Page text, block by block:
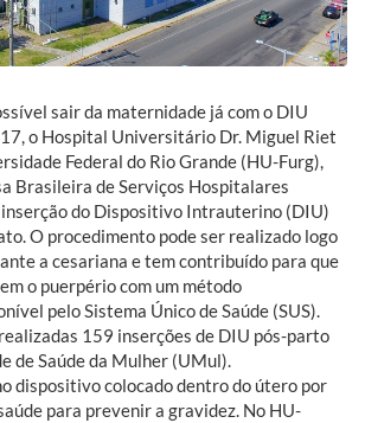
sair da maternidade já com o DIU
o Hospital Universitário Dr. Miguel Riet
Federal do Rio Grande (HU-Furg),
Brasileira de Serviços Hospitalares
inserção do Dispositivo Intrauterino (DIU)
O procedimento pode ser realizado logo
a cesariana e tem contribuído para que
o puerpério com um método
pelo Sistema Único de Saúde (SUS).
159 inserções de DIU pós-parto
de Saúde da Mulher (UMul).
dispositivo colocado dentro do útero por
para prevenir a gravidez. No HU-